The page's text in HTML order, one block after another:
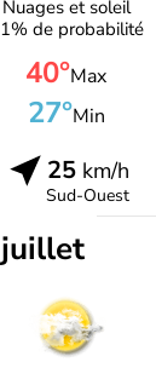
Nuages et soleil
de probabilité
40°Max
27°Min
25km/h
Sud-Ouest